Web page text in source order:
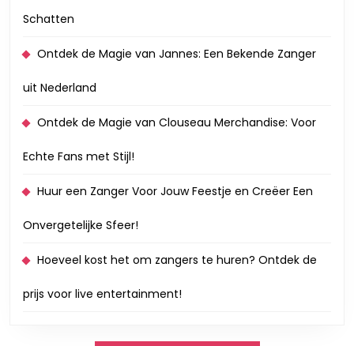
Schatten
Ontdek de Magie van Jannes: Een Bekende Zanger
uit Nederland
Ontdek de Magie van Clouseau Merchandise: Voor
Echte Fans met Stijl!
Huur een Zanger Voor Jouw Feestje en Creëer Een
Onvergetelijke Sfeer!
Hoeveel kost het om zangers te huren? Ontdek de
prijs voor live entertainment!